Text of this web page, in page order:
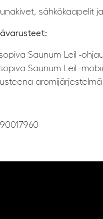
sähkökaapelit
Saunum Leil -
Saunum Leil -